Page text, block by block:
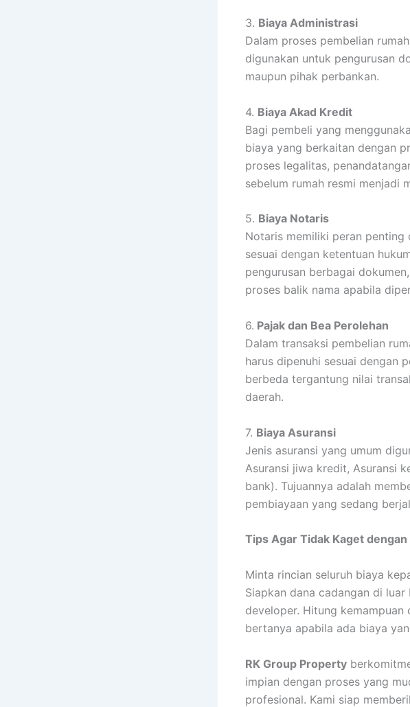
3. Biaya Administrasi
Dalam proses pembelian
digunakan untuk pengurusan
maupun pihak perbankan.
4. Biaya Akad Kredit
Bagi pembeli yang
biaya yang berkaitan dengan
proses legalitas,
sebelum rumah resmi menjadi
5. Biaya Notaris
Notaris memiliki peran penting
sesuai dengan ketentuan
pengurusan berbagai
proses balik nama apabila
6. Pajak dan Bea Perolehan
Dalam transaksi pembelian
harus dipenuhi sesuai dengan
berbeda tergantung nilai
daerah.
7. Biaya Asuransi
Jenis asuransi yang umum
Asuransi jiwa kredit, Asuransi
bank). Tujuannya adalah
pembiayaan yang sedang
Tips Agar Tidak Kaget dengan
Minta rincian seluruh biaya
Siapkan dana cadangan di
developer. Hitung kemampuan
bertanya apabila ada biaya
RK Group Property
impian dengan proses yang
profesional. Kami siap